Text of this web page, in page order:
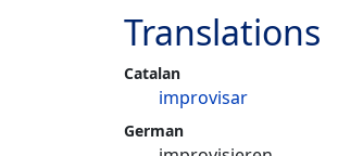
Translations
Catalan
improvisar
German